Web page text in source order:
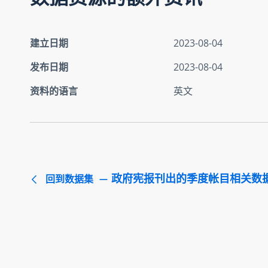
建立日期
2023-08-04
发布日期
2023-08-04
资料的语言
英文
回到数据集 政府宪报刊出的季度帐目相关数